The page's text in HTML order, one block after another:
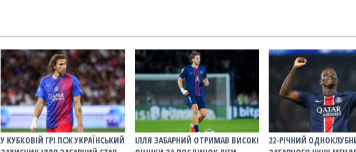
У КУБКОВІЙ ГРІ ПСЖ УКРАЇНСЬКИЙ
ІЛЛЯ ЗАБАРНИЙ ОТРИМАВ ВИСОКІ
22-РІЧНИЙ